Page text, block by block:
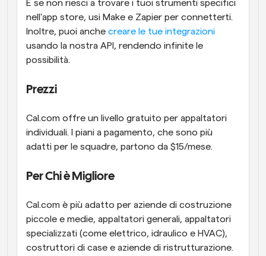
E se non riesci a trovare i tuoi strumenti specifici
nell'app store, usi Make e Zapier per connetterti.
Inoltre, puoi anche creare le tue integrazioni
usando la nostra API, rendendo infinite le
possibilità.
Prezzi
Cal.com offre un livello gratuito per appaltatori
individuali. I piani a pagamento, che sono più
adatti per le squadre, partono da $15/mese.
Per Chi è Migliore
Cal.com è più adatto per aziende di costruzione
piccole e medie, appaltatori generali, appaltatori
specializzati (come elettrico, idraulico e HVAC),
costruttori di case e aziende di ristrutturazione.